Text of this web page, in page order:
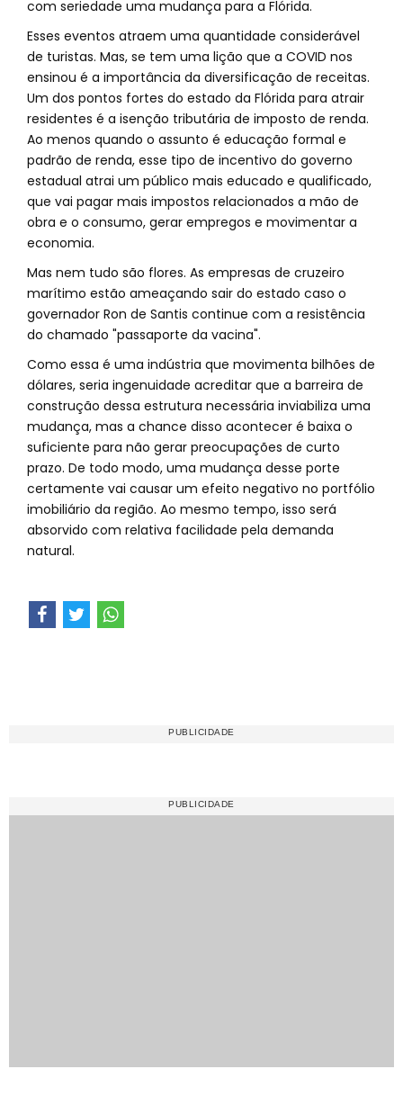
com seriedade uma mudança para a Flórida.
Esses eventos atraem uma quantidade considerável
de turistas. Mas, se tem uma lição que a COVID nos
ensinou é a importância da diversificação de receitas.
Um dos pontos fortes do estado da Flórida para atrair
residentes é a isenção tributária de imposto de renda.
Ao menos quando o assunto é educação formal e
padrão de renda, esse tipo de incentivo do governo
estadual atrai um público mais educado e qualificado,
que vai pagar mais impostos relacionados a mão de
obra e o consumo, gerar empregos e movimentar a
economia.
Mas nem tudo são flores. As empresas de cruzeiro
marítimo estão ameaçando sair do estado caso o
governador Ron de Santis continue com a resistência
do chamado "passaporte da vacina".
Como essa é uma indústria que movimenta bilhões de
dólares, seria ingenuidade acreditar que a barreira de
construção dessa estrutura necessária inviabiliza uma
mudança, mas a chance disso acontecer é baixa o
suficiente para não gerar preocupações de curto
prazo. De todo modo, uma mudança desse porte
certamente vai causar um efeito negativo no portfólio
imobiliário da região. Ao mesmo tempo, isso será
absorvido com relativa facilidade pela demanda
natural.